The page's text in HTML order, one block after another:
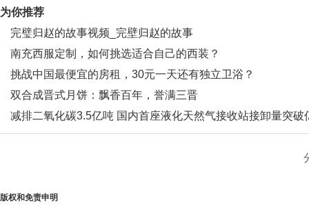
为你推荐
完璧归赵的故事视频_完壁归赵的故事
南充西服定制，如何挑选适合自己的西装？
挑战中国最便宜的房租，30元一天还有独立卫浴？
双合成晋式月饼：飘香百年，誉满三晋
减排二氧化碳3.5亿吨 国内首座液化天然气接收站接卸量突破
吨
版权和免责申明